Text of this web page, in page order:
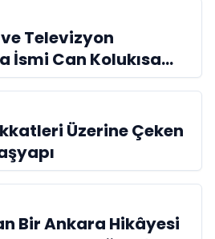
Televizyon
İsmi Can Kolukısa
Üzerine Çeken
Bir Ankara Hikâyesi